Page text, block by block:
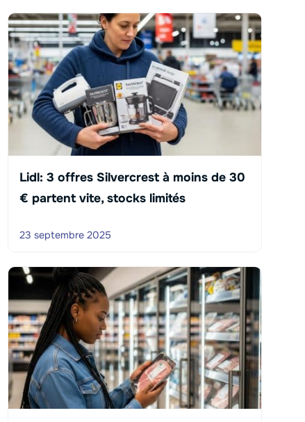
Lidl: 3 offres Silvercrest à moins de 30
€ partent vite, stocks limités
23 septembre 2025